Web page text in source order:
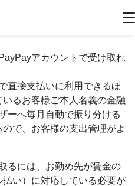
アカウントで受け取れ
直接支払いに利用できるほ
るお客様ご本人名義の金融
ーへ毎月自動で振り分ける
ので、お客様の支出管理がよ
るには、お勤め先が賃金の
い）に対応している必要が